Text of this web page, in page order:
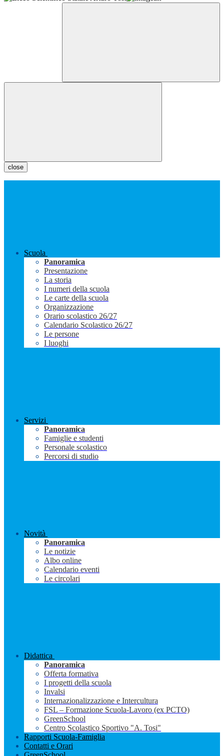
close
Scuola
Panoramica
Presentazione
La storia
I numeri della scuola
Le carte della scuola
Organizzazione
Orario scolastico 26/27
Calendario Scolastico 26/27
Le persone
I luoghi
Servizi
Panoramica
Famiglie e studenti
Personale scolastico
Percorsi di studio
Novità
Panoramica
Le notizie
Albo online
Calendario eventi
Le circolari
Didattica
Panoramica
Offerta formativa
I progetti della scuola
Invalsi
Internazionalizzazione e Intercultura
FSL – Formazione Scuola-Lavoro (ex PCTO)
GreenSchool
Centro Scolastico Sportivo "A. Tosi"
Rapporti Scuola-Famiglia
Contatti e Orari